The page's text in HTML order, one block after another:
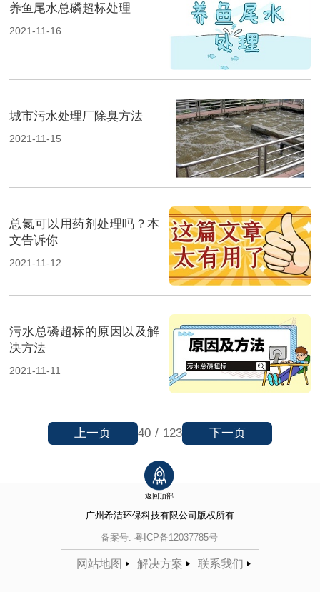
养鱼尾水总磷超标处理
2021-11-16
城市污水处理厂除臭方法
2021-11-15
总氮可以用药剂处理吗？本
文告诉你
2021-11-12
污水总磷超标的原因以及解
决方法
2021-11-11
40 / 123
上一页 下一页
返回顶部
广州希洁环保科技有限公司 版权所有
备案号: 粤ICP备12037785号
网站地图 解决方案 联系我们